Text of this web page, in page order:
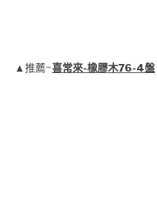
▲推薦~喜常來-橡膠木76-4盤